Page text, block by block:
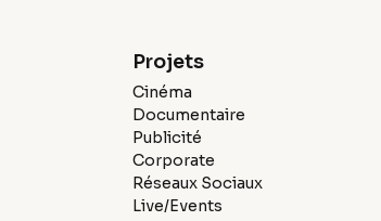
Projets
Cinéma
Documentaire
Publicité
Corporate
Réseaux Sociaux
Live/Events